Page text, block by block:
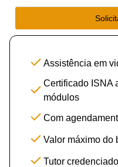
Assistência em
Certificado ISNA
módulos
Com
Valor máximo do
Tutor credenciado